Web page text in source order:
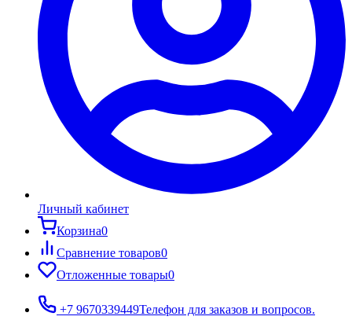
Личный кабинет
Корзина0
Сравнение товаров0
Отложенные товары0
+7 9670339449Телефон для заказов и вопросов.